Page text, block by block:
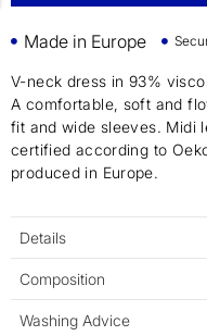
Made in Europe
V-neck dress in 93%
A comfortable, soft and
fit and wide sleeves. Midi
certified according to
produced in Europe.
Details
Composition
Washing Advice